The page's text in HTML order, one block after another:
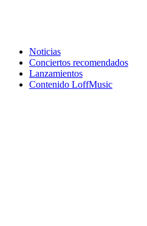
Noticias
Conciertos recomendados
Lanzamientos
Contenido LoffMusic